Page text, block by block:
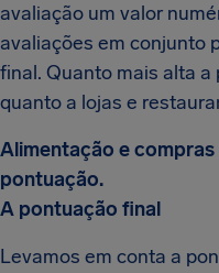
avaliação um valor
avaliações em conjunto
final. Quanto mais alta
quanto a lojas e
Alimentação e
pontuação.
A pontuação final
Levamos em conta a